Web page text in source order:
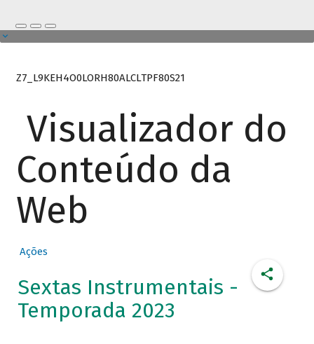
Z7_L9KEH4O0LORH80ALCLTPF80S21
Visualizador do
Conteúdo da
Web
Ações
Sextas Instrumentais -
Temporada 2023